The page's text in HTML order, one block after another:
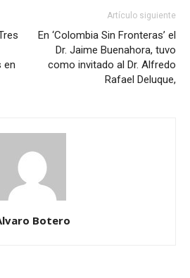
en
Artículo siguiente
En ‘Colombia Sin Fronteras’ el
Dr. Jaime Buenahora, tuvo
como invitado al Dr. Alfredo
Rafael Deluque,
Botero